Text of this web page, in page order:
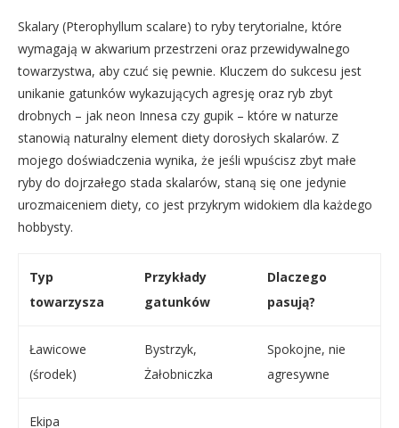
Skalary (Pterophyllum scalare) to ryby terytorialne, które
wymagają w akwarium przestrzeni oraz przewidywalnego
towarzystwa, aby czuć się pewnie. Kluczem do sukcesu jest
unikanie gatunków wykazujących agresję oraz ryb zbyt
drobnych – jak neon Innesa czy gupik – które w naturze
stanowią naturalny element diety dorosłych skalarów. Z
mojego doświadczenia wynika, że jeśli wpuścisz zbyt małe
ryby do dojrzałego stada skalarów, staną się one jedynie
urozmaiceniem diety, co jest przykrym widokiem dla każdego
hobbysty.
Typ
towarzysza
Przykłady
gatunków
Dlaczego
pasują?
Ławicowe
(środek)
Bystrzyk,
Żałobniczka
Spokojne, nie
agresywne
Ekipa